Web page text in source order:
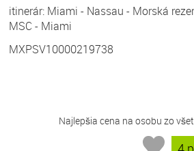
itinerár: Miami - Nassau - Morská
MSC - Miami
MXPSV10000219738
Najlepšia cena na osobu zo